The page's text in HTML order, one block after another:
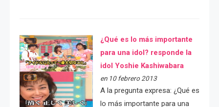
¿Qué es lo más importante
para una idol? responde la
idol Yoshie Kashiwabara
en 10 febrero 2013
A la pregunta expresa: ¿Qué es
lo más importante para una